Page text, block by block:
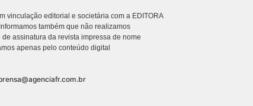
vinculação editorial e societária com a EDITORA
também que não realizamos
assinatura da revista impressa de nome
apenas pelo conteúdo digital